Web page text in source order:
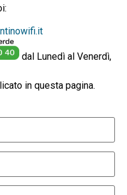
dal Lunedì al Venerdì,
in questa pagina.